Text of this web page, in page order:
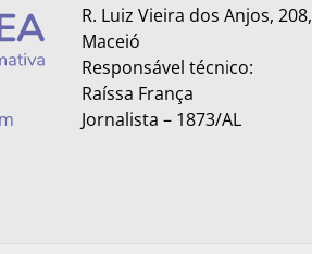
R. Luiz Vieira dos Anjos,
Maceió
Responsável técnico:
Raíssa França
Jornalista – 1873/AL